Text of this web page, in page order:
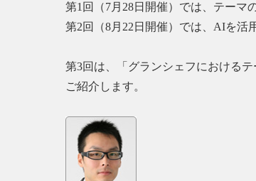
第1回（7月28日開催）では、テーマ
第2回（8月22日開催）では、AIを活
第3回は、「グランシェフにおける
ご紹介します。